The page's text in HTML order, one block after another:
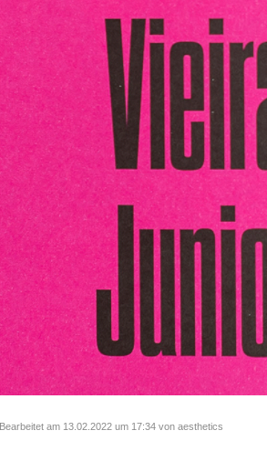
Bearbeitet am 13.02.2022 um 17:34 von aesthetics